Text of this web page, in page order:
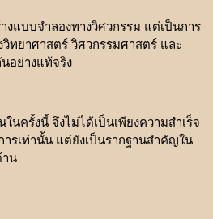
งแบบจำลองทางวิศวกรรม แต่เป็นการ
วิทยาศาสตร์ วิศวกรรมศาสตร์ และ
อย่างแท้จริง
นครั้งนี้ จึงไม่ได้เป็นเพียงความสำเร็จ
ารเท่านั้น แต่ยังเป็นรากฐานสำคัญใน
น